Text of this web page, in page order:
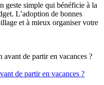
geste simple qui bénéficie à la
L’adoption de bonnes
et à mieux organiser votre
de partir en vacances ?